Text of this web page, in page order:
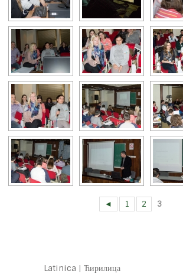
◄ 1 2 3
Latinica | Ћирилица